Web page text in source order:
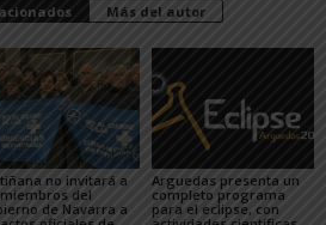
Más del autor
no invitará a
del
de Navarra a
Arguedas presenta un
completo programa
para el eclipse, con